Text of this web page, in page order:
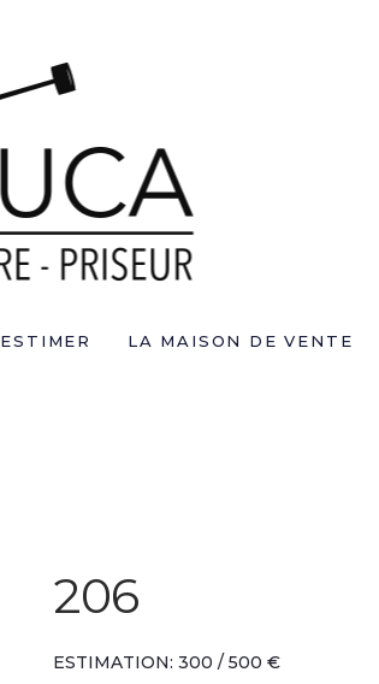
ESTIMER LA MAISON DE VENTE
206
ESTIMATION: 300 / 500 €